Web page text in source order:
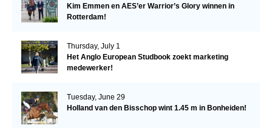
Kim Emmen en AES’er Warrior’s Glory winnen in
Rotterdam!
Thursday, July 1
Het Anglo European Studbook zoekt marketing
medewerker!
Tuesday, June 29
Holland van den Bisschop wint 1.45 m in Bonheiden!